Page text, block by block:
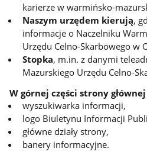
karierze w warmińsko-
Naszym urzędem kierują,
informacje o Naczelniku
Urzędu Celno-Skarbowego w
Stopka, m.in. z danymi
Mazurskiego Urzędu Celno-
W górnej części strony
wyszukiwarka informacji,
logo Biuletynu Informacji
główne działy strony,
banery informacyjne.